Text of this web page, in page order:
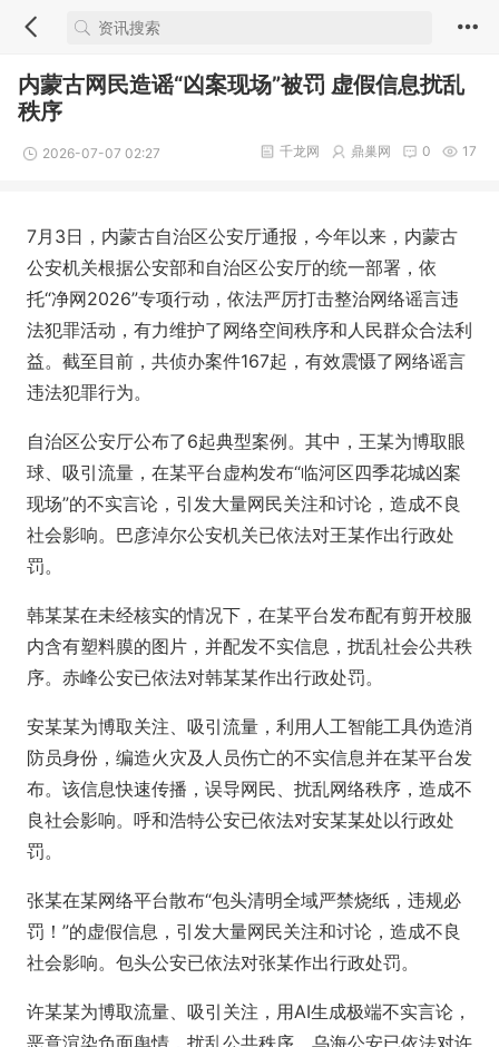
内蒙古网民造谣“凶案现场”被罚 虚假信息扰乱
秩序
2026-07-07 02:27 17
0
鼎巢网
千龙网
7月3日，内蒙古自治区公安厅通报，今年以来，内蒙古
公安机关根据公安部和自治区公安厅的统一部署，依
托“净网2026”专项行动，依法严厉打击整治网络谣言违
法犯罪活动，有力维护了网络空间秩序和人民群众合法利
益。截至目前，共侦办案件167起，有效震慑了网络谣言
违法犯罪行为。
自治区公安厅公布了6起典型案例。其中，王某为博取眼
球、吸引流量，在某平台虚构发布“临河区四季花城凶案
现场”的不实言论，引发大量网民关注和讨论，造成不良
社会影响。巴彦淖尔公安机关已依法对王某作出行政处
罚。
韩某某在未经核实的情况下，在某平台发布配有剪开校服
内含有塑料膜的图片，并配发不实信息，扰乱社会公共秩
序。赤峰公安已依法对韩某某作出行政处罚。
安某某为博取关注、吸引流量，利用人工智能工具伪造消
防员身份，编造火灾及人员伤亡的不实信息并在某平台发
布。该信息快速传播，误导网民、扰乱网络秩序，造成不
良社会影响。呼和浩特公安已依法对安某某处以行政处
罚。
张某在某网络平台散布“包头清明全域严禁烧纸，违规必
罚！”的虚假信息，引发大量网民关注和讨论，造成不良
社会影响。包头公安已依法对张某作出行政处罚。
许某某为博取流量、吸引关注，用AI生成极端不实言论，
恶意渲染负面舆情，扰乱公共秩序。乌海公安已依法对许